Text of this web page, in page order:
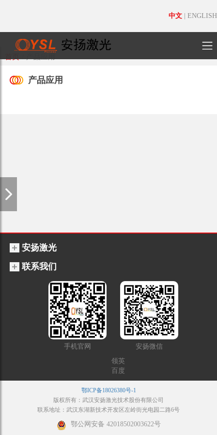
中文 ENGLISH
产品应用
安扬激光
联系我们
手机官网
安扬微信
领英
百度
鄂ICP备18026380号-1
版权所有：武汉安扬激光技术股份有限公司
联系地址：武汉东湖新技术开发区左岭街光电园二路6号
鄂公网安备 42018502003622号